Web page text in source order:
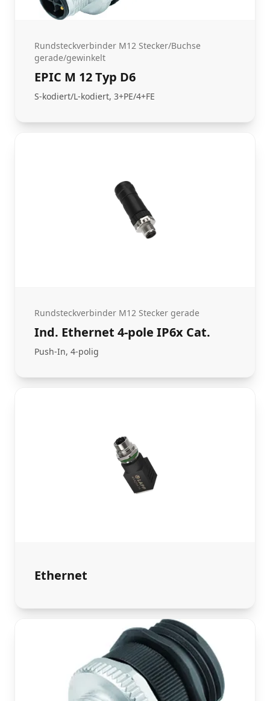
Rundsteckverbinder M12 Stecker/Buchse
gerade/gewinkelt
EPIC M 12 Typ D6
S-kodiert/L-kodiert, 3+PE/4+FE
Rundsteckverbinder M12 Stecker gerade
Ind. Ethernet 4-pole IP6x Cat.
Push-In, 4-polig
Ethernet